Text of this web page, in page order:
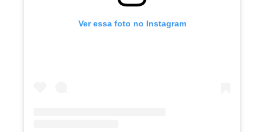
Ver essa foto no Instagram